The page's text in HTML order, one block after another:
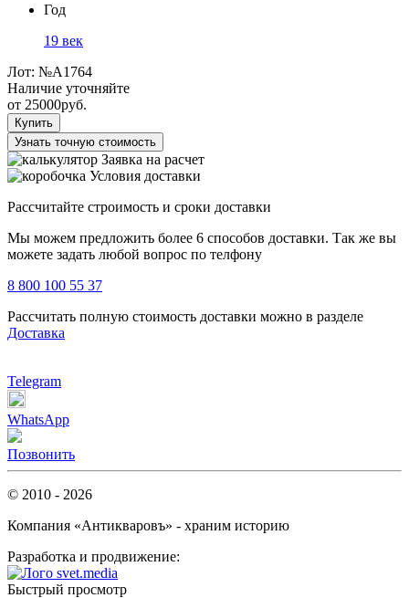
Год
19 век
Лот: №A1764
Наличие уточняйте
от 25000руб.
Купить
Узнать точную стоимость
Заявка на расчет
Условия доставки
Рассчитайте строимость и сроки доставки
Мы можем предложить более 6 способов доставки. Так же вы
можете задать любой вопрос по телфону
8 800 100 55 37
Рассчитать полную стоимость доставки можно в разделе
Доставка
Telegram
WhatsApp
Позвонить
© 2010 - 2026
Компания «Антикваровъ» - храним историю
Разработка и продвижение:
Быстрый просмотр